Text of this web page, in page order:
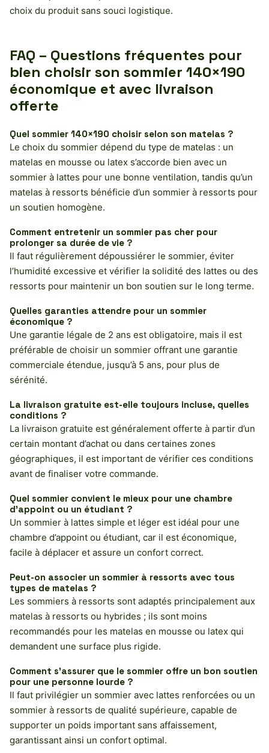
choix du produit sans souci logistique.
FAQ – Questions fréquentes pour
bien choisir son sommier 140×190
économique et avec livraison
offerte
Quel sommier 140×190 choisir selon son matelas ?
Le choix du sommier dépend du type de matelas : un
matelas en mousse ou latex s’accorde bien avec un
sommier à lattes pour une bonne ventilation, tandis qu’un
matelas à ressorts bénéficie d’un sommier à ressorts pour
un soutien homogène.
Comment entretenir un sommier pas cher pour
prolonger sa durée de vie ?
Il faut régulièrement dépoussiérer le sommier, éviter
l’humidité excessive et vérifier la solidité des lattes ou des
ressorts pour maintenir un bon soutien sur le long terme.
Quelles garanties attendre pour un sommier
économique ?
Une garantie légale de 2 ans est obligatoire, mais il est
préférable de choisir un sommier offrant une garantie
commerciale étendue, jusqu’à 5 ans, pour plus de
sérénité.
La livraison gratuite est-elle toujours incluse, quelles
conditions ?
La livraison gratuite est généralement offerte à partir d’un
certain montant d’achat ou dans certaines zones
géographiques, il est important de vérifier ces conditions
avant de finaliser votre commande.
Quel sommier convient le mieux pour une chambre
d’appoint ou un étudiant ?
Un sommier à lattes simple et léger est idéal pour une
chambre d’appoint ou étudiant, car il est économique,
facile à déplacer et assure un confort correct.
Peut-on associer un sommier à ressorts avec tous
types de matelas ?
Les sommiers à ressorts sont adaptés principalement aux
matelas à ressorts ou hybrides ; ils sont moins
recommandés pour les matelas en mousse ou latex qui
demandent une surface plus rigide.
Comment s’assurer que le sommier offre un bon soutien
pour une personne lourde ?
Il faut privilégier un sommier avec lattes renforcées ou un
sommier à ressorts de qualité supérieure, capable de
supporter un poids important sans affaissement,
garantissant ainsi un confort optimal.